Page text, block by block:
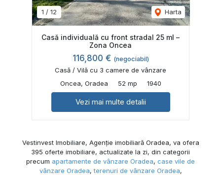
1 / 12 Harta
Casă individuală cu front stradal 25 ml –
Zona Oncea
116,800 € (negociabil)
Casă / Vilă cu 3 camere de vânzare
Oncea, Oradea
52 mp 1940
Vezi mai multe detalii
Vestinvest Imobiliare, Agenție imobiliară Oradea, va ofera
395 oferte imobiliare, actualizate la zi, din categorii
precum apartamente de vânzare Oradea, case vile de
vânzare Oradea,terenuri de vânzare Oradea,